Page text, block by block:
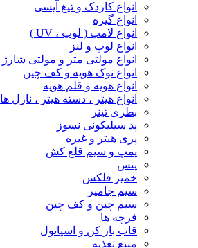
انواع کاردک و تیغ آیسی
انواع گیره
انواع لامپ ( لوپ ، UV )
انواع لوپ و لنز
انواع مولتی متر و مولتی شارژ
انواع نوک هویه و کف چین
انواع هویه و قلم هویه
انواع هیتر ، دسته هیتر ، نازل ها
بطری تینر
پد سیلیکونی نسوز
پری هیتر و غیره
پمپ و سیم قلع کش
پنس
خمیر فلکس
سیم جامپر
سیم چین و کف چین
فرچه ها
قاب باز کن و اسپاتول
منبع تغذیه